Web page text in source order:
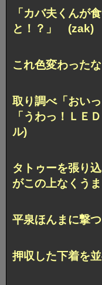
「カバ夫くんが
と！？」 (zak)
これ色変わった
取り調べ「おい
「うわっ！ＬＥ
ル)
タトゥーを張り
がこの上なくう
平泉ほんまに撃
押収した下着を